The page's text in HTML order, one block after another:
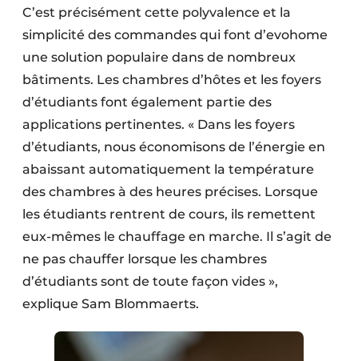
C’est précisément cette polyvalence et la
simplicité des commandes qui font d’evohome
une solution populaire dans de nombreux
bâtiments. Les chambres d’hôtes et les foyers
d’étudiants font également partie des
applications pertinentes. « Dans les foyers
d’étudiants, nous économisons de l’énergie en
abaissant automatiquement la température
des chambres à des heures précises. Lorsque
les étudiants rentrent de cours, ils remettent
eux-mêmes le chauffage en marche. Il s’agit de
ne pas chauffer lorsque les chambres
d’étudiants sont de toute façon vides »,
explique Sam Blommaerts.